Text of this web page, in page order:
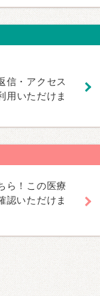
信・アクセス
用いただけま
ら！この医療
認いただけま